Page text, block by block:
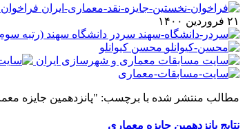
۲۱ فروردین ۱۴۰۰
سردر دانشگاه سهند (رتبه
محسن کیوانلو
مطالب منتشر شده با برچسب: "پانزدهمین جایزه
نتایج پانزدهمین جایزه معماری